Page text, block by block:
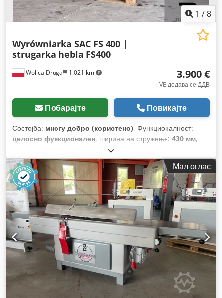
1 /8
Wolica Druga 1.021 km
Wyrówniarka SAC FS 400 |
strugarka hebla FS400
3.900 €
VB додава се ДДВ
Побарајте Повикајте
Состојба: многу добро (користено), Функционалност:
целосно функционален, ширина на стружење: 430 мм,
, број на сечила:
активирање:електричен, максимална брзина на вртење:
5.000 обр/мин , вкупна должина на масите за рендање:
2.900 мм, вкупна ширина: 700 мм, вкупна висина:1.000 мм
,
вкупна тежина:750 кг
Мал оглас